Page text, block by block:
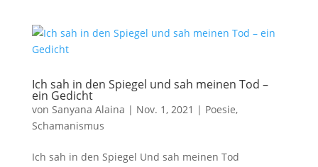
Ich sah in den Spiegel und sah meinen Tod –
ein Gedicht
von Sanyana Alaina | Nov. 1, 2021 | Poesie,
Schamanismus
Ich sah in den Spiegel Und sah meinen Tod